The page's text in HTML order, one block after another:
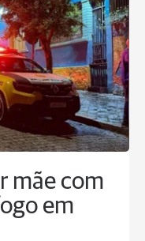
mãe com
em